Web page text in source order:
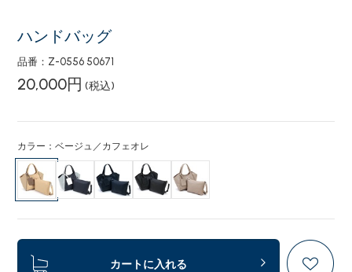
ハンドバッグ
品番：Z-0556 50671
20,000円 (税込)
カラー：ベージュ／カフェオレ
カートに入れる